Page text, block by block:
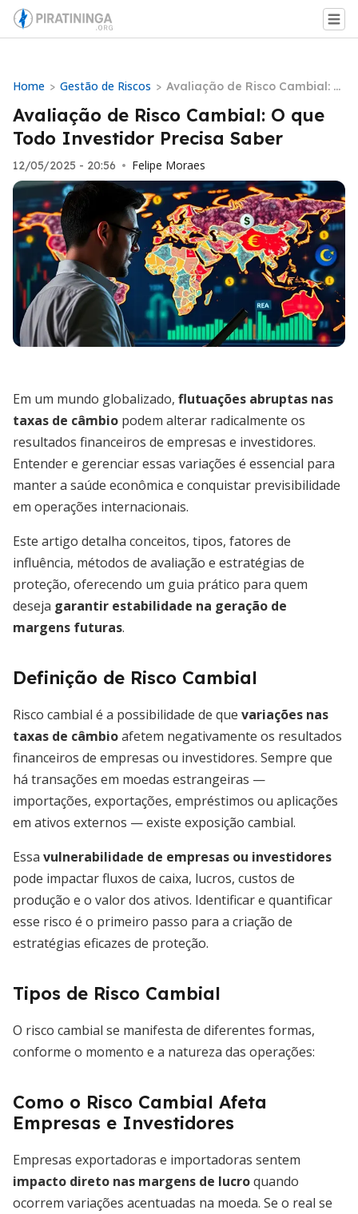
Home > Gestão de Riscos > Avaliação de Risco Cambial: O
que Todo Investidor Precisa S
aber
Avaliação de Risco Cambial: O que
Todo Investidor Precisa Saber
12/05/2025 - 20:56 • Felipe Moraes
Em um mundo globalizado, flutuações abruptas nas
taxas de câmbio podem alterar radicalmente os
resultados financeiros de empresas e investidores.
Entender e gerenciar essas variações é essencial para
manter a saúde econômica e conquistar previsibilidade
em operações internacionais.
Este artigo detalha conceitos, tipos, fatores de
influência, métodos de avaliação e estratégias de
proteção, oferecendo um guia prático para quem
deseja garantir estabilidade na geração de
margens futuras.
Definição de Risco Cambial
Risco cambial é a possibilidade de que variações nas
taxas de câmbioafetem negativamente os resultados
financeiros de empresas ou investidores. Sempre que
há transações em moedas estrangeiras —
importações, exportações, empréstimos ou aplicações
em ativos externos — existe exposição cambial.
Essa vulnerabilidade de empresas ou investidores
pode impactar fluxos de caixa, lucros, custos de
produção e o valor dos ativos. Identificar e quantificar
esse risco é o primeiro passo para a criação de
estratégias eficazes de proteção.
Tipos de Risco Cambial
O risco cambial se manifesta de diferentes formas,
conforme o momento e a natureza das operações:
Como o Risco Cambial Afeta
Empresas e Investidores
Empresas exportadoras e importadoras sentem
impacto direto nas margens de lucroquando
ocorrem variações acentuadas na moeda. Se o real se